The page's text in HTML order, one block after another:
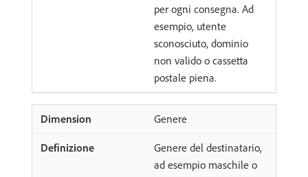
per ogni consegna. Ad
esempio, utente
sconosciuto, dominio
non valido o cassetta
postale piena.
Genere
Genere del destinatario,
ad esempio maschile o